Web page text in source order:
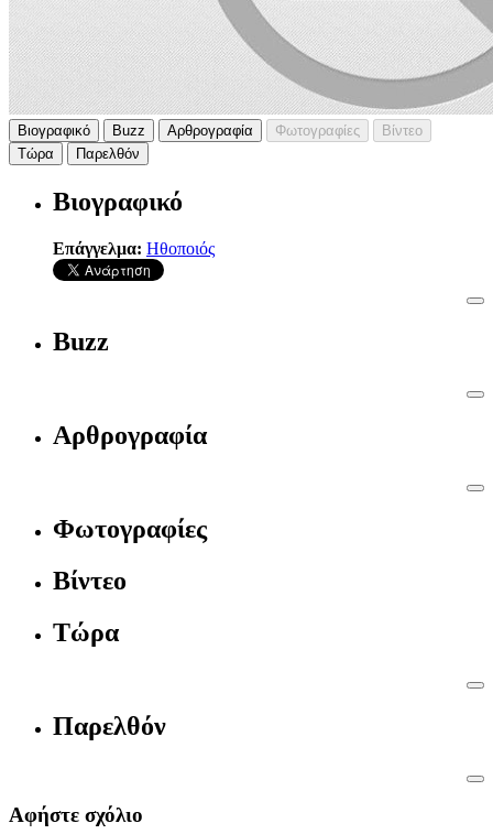
Βιογραφικό Buzz Αρθρογραφία Φωτογραφίες
Βίντεο
Τώρα
Παρελθόν
Βιογραφικό
Επάγγελμα: Ηθοποιός
Buzz
Αρθρογραφία
Φωτογραφίες
Βίντεο
Τώρα
Παρελθόν
Αφήστε σχόλιο